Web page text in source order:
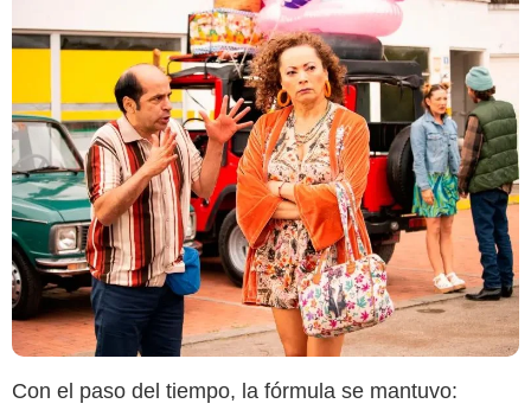
Con el paso del tiempo, la fórmula se mantuvo: